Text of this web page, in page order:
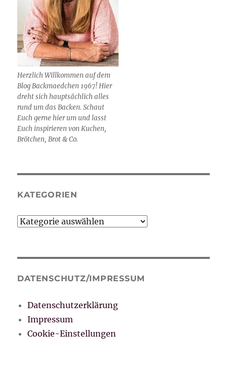
Herzlich Willkommen auf dem
Blog Backmaedchen 1967! Hier
dreht sich hauptsächlich alles
rund um das Backen. Schaut
Euch gerne hier um und lasst
Euch inspirieren von Kuchen,
Brötchen, Brot & Co.
KATEGORIEN
Kategorien
DATENSCHUTZ/IMPRESSUM
Datenschutzerklärung
Impressum
Cookie-Einstellungen